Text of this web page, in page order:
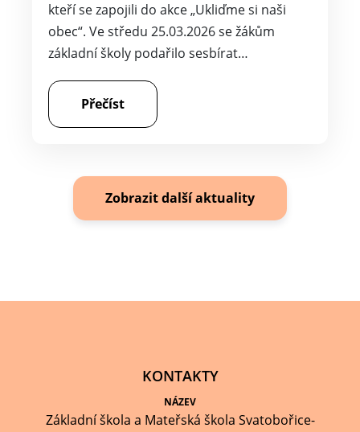
kteří se zapojili do akce „Ukliďme si naši
obec“. Ve středu 25.03.2026 se žákům
základní školy podařilo sesbírat…
Přečíst
Zobrazit další aktuality
KONTAKTY
NÁZEV
Základní škola a Mateřská škola Svatobořice-